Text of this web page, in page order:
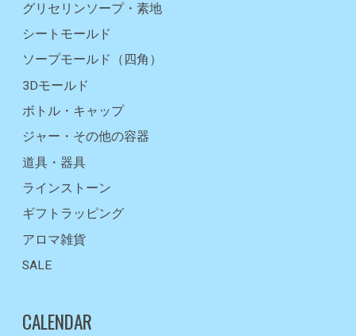
グリセリンソープ・素地
シートモールド
ソープモールド（四角）
3Dモールド
ボトル・キャップ
ジャー・その他の容器
道具・器具
ラインストーン
ギフトラッピング
アロマ雑貨
SALE
CALENDAR